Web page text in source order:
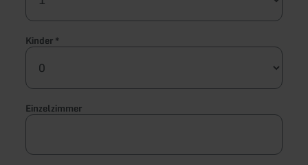
Kinder*
Einzelzimmer